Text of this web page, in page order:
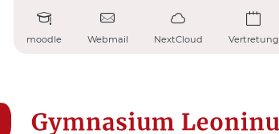
moodle Webmail NextCloud Vertretung